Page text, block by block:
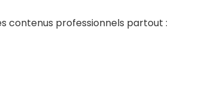
contenus professionnels partout :